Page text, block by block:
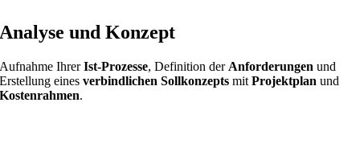
Analyse und Konzept
Aufnahme IhrerIst-Prozesse, Definition derAnforderungen und
Erstellung einesverbindlichen Sollkonzepts mitProjektplan und
Kostenrahmen.